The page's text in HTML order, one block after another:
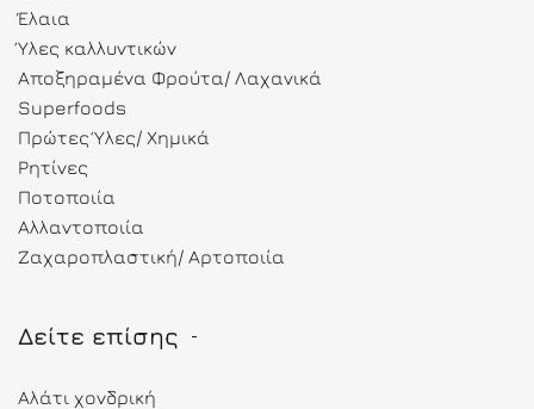
Έλαια
Ύλες καλλυντικών
Αποξηραμένα Φρούτα/ Λαχανικά
Superfoods
Πρώτες Ύλες/ Χημικά
Ρητίνες
Ποτοποιία
Αλλαντοποιία
Ζαχαροπλαστική/ Αρτοποιία
Δείτε επίσης
Αλάτι χονδρική